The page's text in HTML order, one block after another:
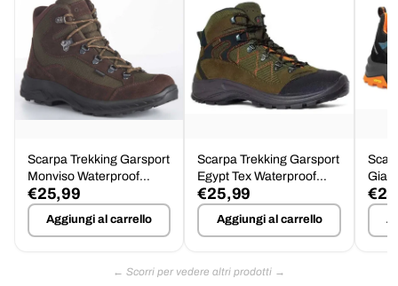
Scarpa Trekking Garsport
Monviso Waterproof
Suola Barwa Tg.46
€25,99
Aggiungi al carrello
Scarpa Trekking Garsport
Egypt Tex Waterproof
Tg.46 - Offerta
€25,99
Aggiungi al carrello
Giau